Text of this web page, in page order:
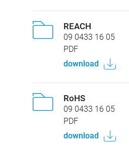
REACH
09 0433 16 05
PDF
download
RoHS
09 0433 16 05
PDF
download